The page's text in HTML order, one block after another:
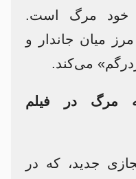
خود مرگ است.
میان جاندار و
می‌کند.
مرگ در فیلم
جدید، که در